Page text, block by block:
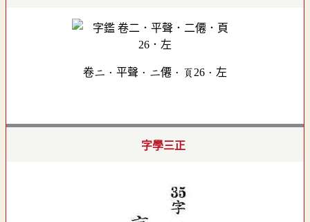
卷二．平聲．二僊．頁26．左
字學三正